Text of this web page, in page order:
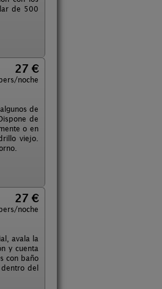
de 500
27 €
noche
de
de
o en
viejo.
27 €
noche
avala la
y cuenta
con baño
del